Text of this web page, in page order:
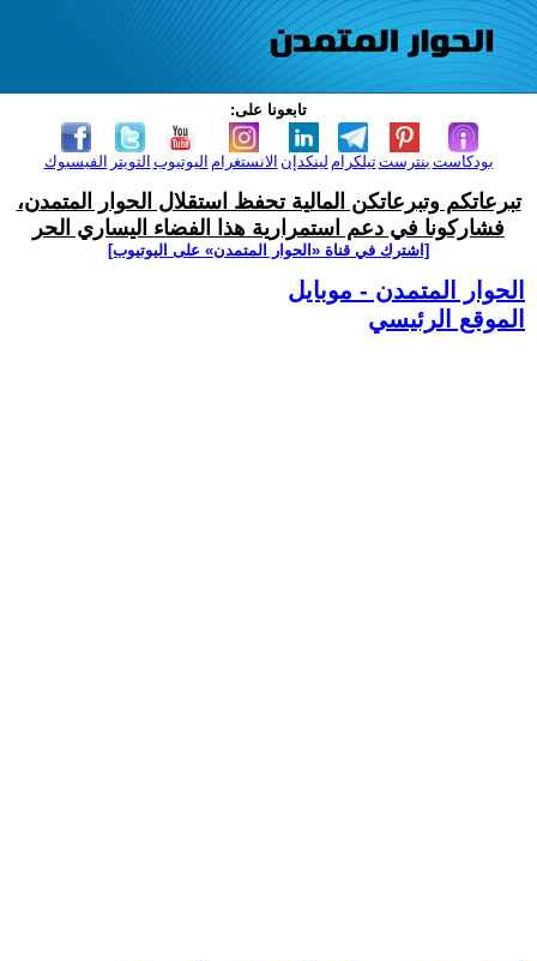
تابعونا على:
الفيسبوك التويتر اليوتيوب الانستغرام لينكدإن تيلكرامبنترست بودكاست
تبرعاتكم وتبرعاتكن المالية تحفظ استقلال الحوار المتمدن،
فشاركونا في دعم استمرارية هذا الفضاء اليساري الحر
[اشترك في قناة ‫«الحوار المتمدن» على اليوتيوب]
الحوار المتمدن - موبايل
الموقع الرئيسي